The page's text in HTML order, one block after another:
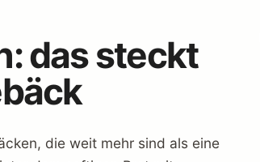
das steckt
die weit mehr sind als eine